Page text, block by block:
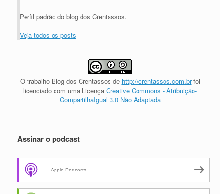
Perfil padrão do blog dos Crentassos.
Veja todos os posts
O trabalho Blog dos Crentassos de http://crentassos.com.brfoi
licenciado com uma Licença Creative Commons - Atribuição-
CompartilhaIgual 3.0 Não Adaptada
.
Assinar o podcast
Apple Podcasts